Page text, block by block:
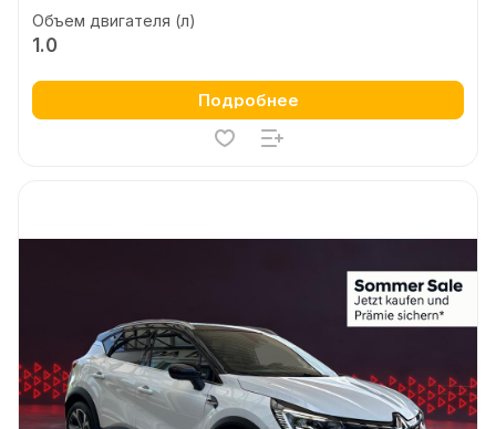
Объем двигателя (л)
1.0
Подробнее